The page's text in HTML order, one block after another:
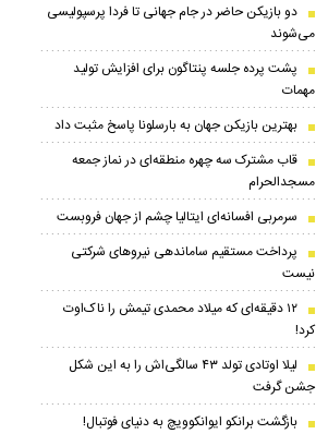
دو بازیکن حاضر در جام جهانی تا فردا پرسپولیسی
می‌شوند
پشت پرده جلسه پنتاگون برای افزایش تولید
مهمات
بهترین بازیکن جهان به بارسلونا پاسخ مثبت داد
قاب مشترک سه چهره منطقه‌ای در نماز جمعه
مسجدالحرام
سرمربی افسانه‌ای ایتالیا چشم از جهان فروبست
پرداخت مستقیم ساماندهی نیروهای شرکتی
نیست
۱۲ دقیقه‌ای که میلاد محمدی تیمش را ناک‌اوت
کرد!
لیلا اوتادی تولد ۴۳ سالگی‌اش را به این شکل
جشن گرفت
بازگشت برانکو ایوانکوویچ به دنیای فوتبال!